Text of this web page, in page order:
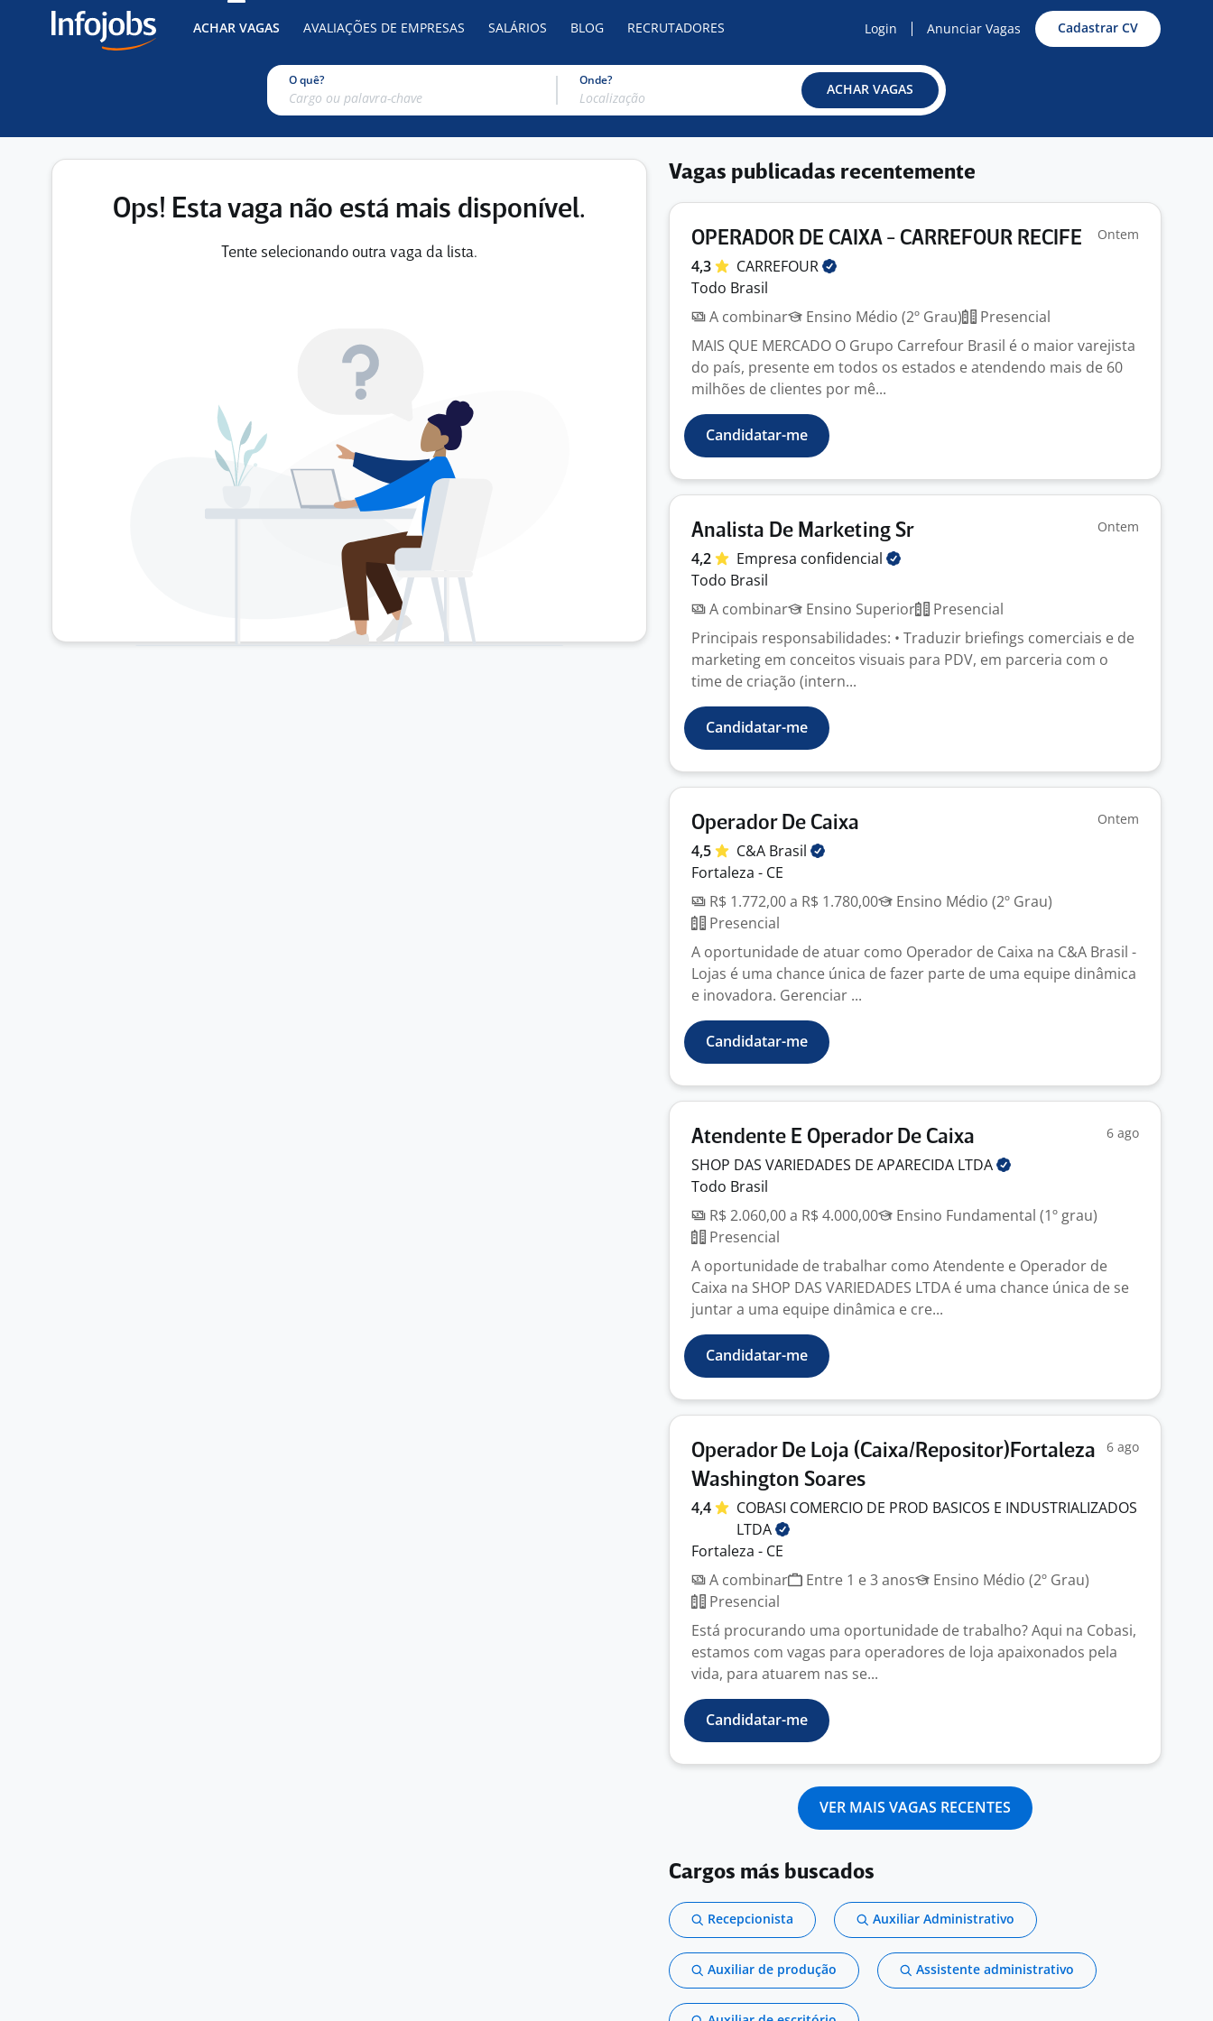
ACHAR VAGAS AVALIAÇÕES DE EMPRESAS SALÁRIOS BLOG RECRUTADORES Login Anunciar Vagas Cadastrar CV
O quê? Onde?
ACHAR VAGAS
Ops! Esta vaga não está mais disponível.
Tente selecionando outra vaga da lista.
Vagas publicadas recentemente
OPERADOR DE CAIXA - CARREFOUR RECIFE Ontem
4,3
CARREFOUR
Todo Brasil
A combinar
Ensino Médio (2º Grau)
Presencial
MAIS QUE MERCADO O Grupo Carrefour Brasil é o maior varejista
do país, presente em todos os estados e atendendo mais de 60
milhões de clientes por mê...
Candidatar-me
Analista De Marketing Sr Ontem
4,2 Empresa confidencial
Todo Brasil
A combinar
Ensino Superior
Presencial
Principais responsabilidades: • Traduzir briefings comerciais e de
marketing em conceitos visuais para PDV, em parceria com o
time de criação (intern...
Candidatar-me
Operador De Caixa Ontem
4,5 C&A Brasil
Fortaleza - CE
R$ 1.772,00 a R$ 1.780,00
Ensino Médio (2º Grau)
Presencial
A oportunidade de atuar como Operador de Caixa na C&A Brasil -
Lojas é uma chance única de fazer parte de uma equipe dinâmica
e inovadora. Gerenciar ...
Candidatar-me
Atendente E Operador De Caixa 6 ago
SHOP DAS VARIEDADES DE APARECIDA LTDA
Todo Brasil
R$ 2.060,00 a R$ 4.000,00
Ensino Fundamental (1º grau)
Presencial
A oportunidade de trabalhar como Atendente e Operador de
Caixa na SHOP DAS VARIEDADES LTDA é uma chance única de se
juntar a uma equipe dinâmica e cre...
Candidatar-me
Operador De Loja (Caixa/Repositor)Fortaleza
Washington Soares
6 ago
4,4
COBASI COMERCIO DE PROD BASICOS E INDUSTRIALIZADOS
LTDA
Fortaleza - CE
A combinar
Entre 1 e 3 anos
Ensino Médio (2º Grau)
Presencial
Está procurando uma oportunidade de trabalho? Aqui na Cobasi,
estamos com vagas para operadores de loja apaixonados pela
vida, para atuarem nas se...
Candidatar-me
VER MAIS VAGAS RECENTES
Cargos más buscados
Recepcionista Auxiliar Administrativo
Auxiliar de produção Assistente administrativo